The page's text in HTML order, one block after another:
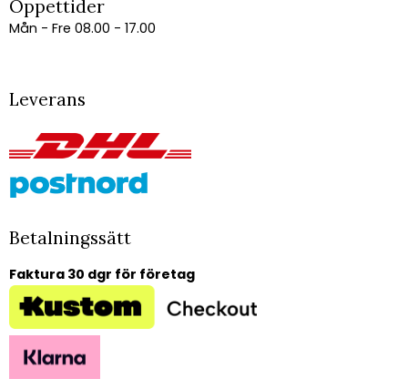
Öppettider
Mån - Fre 08.00 - 17.00
Leverans
Betalningssätt
Faktura 30 dgr för företag